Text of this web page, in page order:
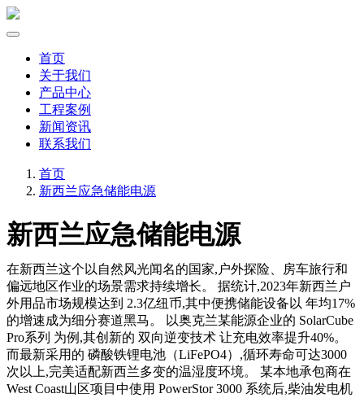
首页
关于我们
产品中心
工程案例
新闻资讯
联系我们
首页
新西兰应急储能电源
新西兰应急储能电源
在新西兰这个以自然风光闻名的国家,户外探险、房车旅行和
偏远地区作业的场景需求持续增长。 据统计,2023年新西兰户
外用品市场规模达到 2.3亿纽币,其中便携储能设备以 年均17%
的增速成为细分赛道黑马。 以奥克兰某能源企业的 SolarCube
Pro系列 为例,其创新的 双向逆变技术 让充电效率提升40%。
而最新采用的 磷酸铁锂电池（LiFePO4）,循环寿命可达3000
次以上,完美适配新西兰多变的温湿度环境。 某本地承包商在
West Coast山区项目中使用 PowerStor 3000 系统后,柴油发电机